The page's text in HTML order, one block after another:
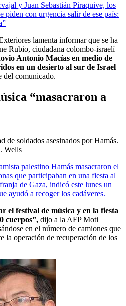
y Juan Sebastián Piraquive, los
piden con urgencia salir de ese país:
lamenta informar que se ha
Rubio, ciudadana colombo-israelí
Antonio Macías en medio de
en un desierto al sur de Israel
del comunicado.
“masacraron a
de soldados asesinados por Hamás. |
Wells
palestino Hamás masacraron el
que participaban en una fiesta al
de Gaza, indicó este lunes un
ayudó a recoger los cadáveres.
el festival de música y en la fiesta
cuerpos”, dijo a la AFP Moti
en el número de camiones que
la operación de recuperación de los